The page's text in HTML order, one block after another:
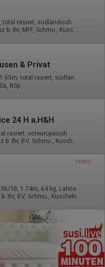
total rasiert, südländisch
ZK, GF6, DT, NSa, Franz b. Ihr, MFF, Schmu., Kuscheln
& Privat
23 Jahre, 75C, KF 36, 1.65m, total rasiert, südländisch
NSp
24 H a.H&H
rasiert, osteuropäisch
ZK, 69, GF6, NSa, Franz b. Ihr, BV, Schmu., Kuscheln
VIDEO
38, 1.74m, 64 kg, Latina
Ihr, BV, Schmu., Kuscheln